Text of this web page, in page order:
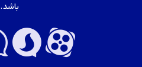
باشد .